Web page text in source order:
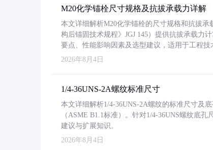
M20化学锚栓尺寸规格及抗拔承载力详解
本文详细解析M20化学锚栓的尺寸规格和抗拔
构后锚固技术规程》JGJ 145）提供抗拔承载力
要点、性能影响因素及选型建议，适用于工程技
2026年8月4日
1/4-36UNS-2A螺纹标准尺寸
本文详细解析1/4-36UNS-2A螺纹的标准尺寸及
（ASME B1.1标准）。针对1/4-36UNS螺纹底
建议与扩展知识。
2026年8月4日